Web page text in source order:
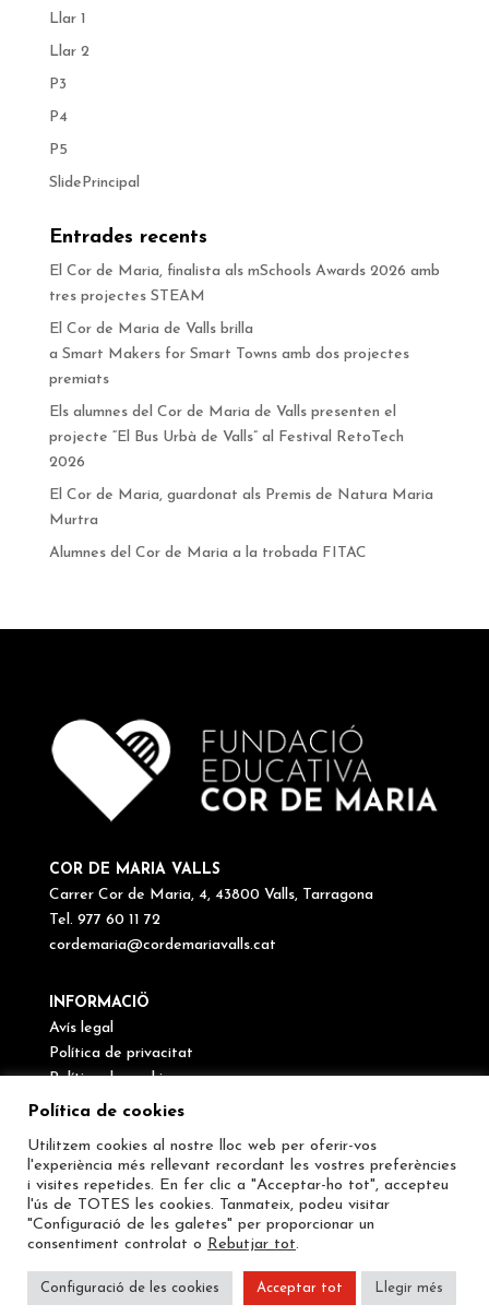
Llar 1
Llar 2
P3
P4
P5
SlidePrincipal
Entrades recents
El Cor de Maria, finalista als mSchools Awards 2026 amb
tres projectes STEAM
El Cor de Maria de Valls brilla
a Smart Makers for Smart Towns amb dos projectes
premiats
Els alumnes del Cor de Maria de Valls presenten el
projecte “El Bus Urbà de Valls” al Festival RetoTech
2026
El Cor de Maria, guardonat als Premis de Natura Maria
Murtra
Alumnes del Cor de Maria a la trobada FITAC
COR DE MARIA VALLS
Carrer Cor de Maria, 4, 43800 Valls, Tarragona
Tel. 977 60 11 72
cordemaria@cordemariavalls.cat
INFORMACIÖ
Avís legal
Política de privacitat
Política de cookies
Canal de denúncies
SEGUEIX-NOS
Política de cookies
Utilitzem cookies al nostre lloc web per oferir-vos
l'experiència més rellevant recordant les vostres preferències
i visites repetides. En fer clic a "Acceptar-ho tot", accepteu
l'ús de TOTES les cookies. Tanmateix, podeu visitar
"Configuració de les galetes" per proporcionar un
consentiment controlat o Rebutjar tot.
Configuració de les cookies Acceptar tot Llegir més